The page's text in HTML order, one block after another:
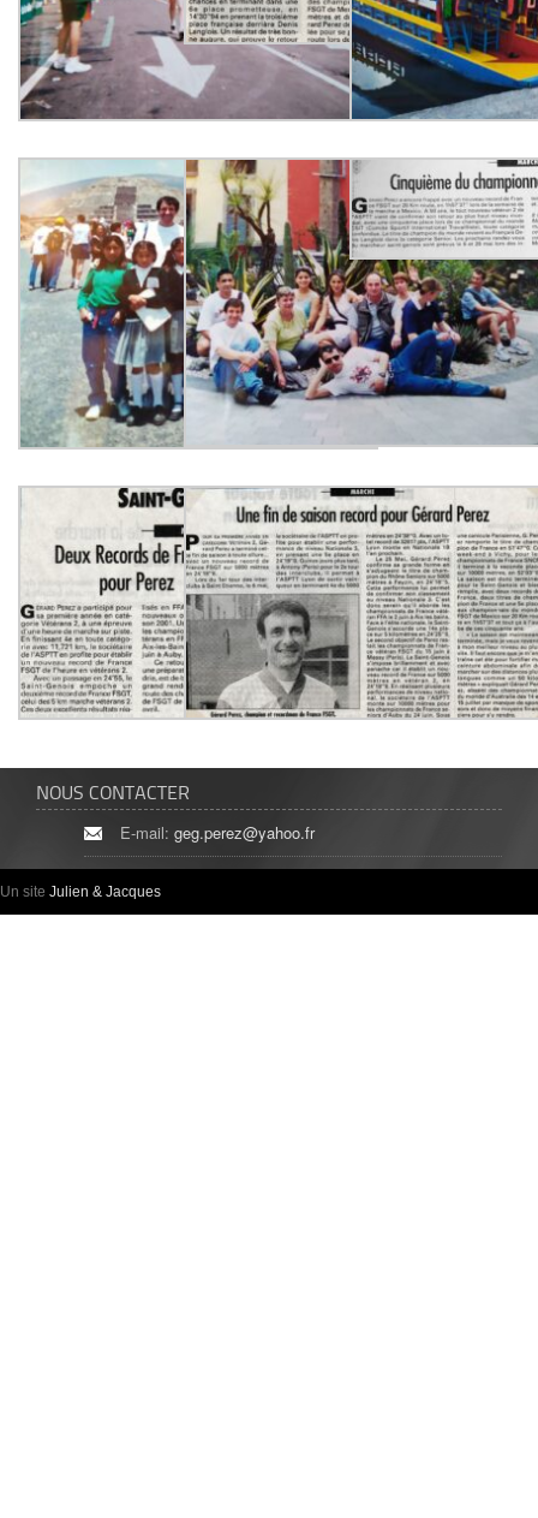
NOUS CONTACTER
E-mail: geg.perez@yahoo.fr
Un site Julien & Jacques